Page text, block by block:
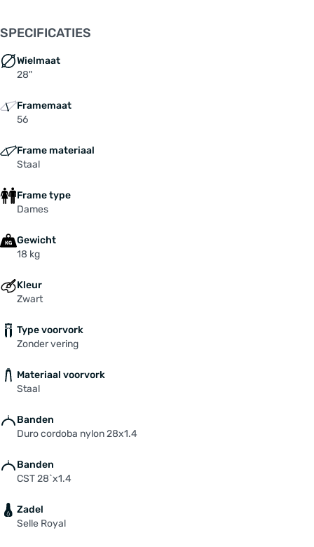
SPECIFICATIES
Wielmaat
28"
Framemaat
56
Frame materiaal
Staal
Frame type
Dames
Gewicht
18 kg
Kleur
Zwart
Type voorvork
Zonder vering
Materiaal voorvork
Staal
Banden
Duro cordoba nylon 28x1.4
Banden
CST 28`x1.4
Zadel
Selle Royal